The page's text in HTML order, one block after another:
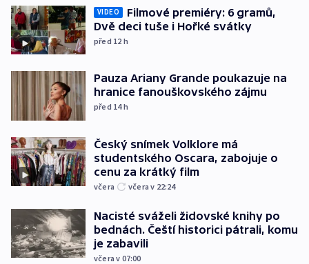
VIDEO
Filmové premiéry: 6 gramů,
Dvě deci tuše i Hořké svátky
před 12 h
Pauza Ariany Grande poukazuje na
hranice fanouškovského zájmu
před 14h
Český snímek Volklore má
studentského Oscara, zabojuje o
cenu za krátký film
včera včera v 22:24
Nacisté sváželi židovské knihy po
bednách. Čeští historici pátrali, komu
je zabavili
včera v 07:00